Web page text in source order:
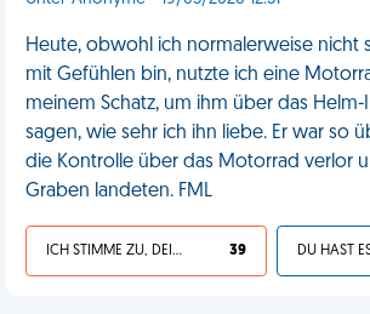
Heute, obwohl ich normalerweise nicht
mit Gefühlen bin, nutzte ich eine
meinem Schatz, um ihm über das
sagen, wie sehr ich ihn liebe. Er war so
die Kontrolle über das Motorrad verlor
Graben landeten. FML
ICH STIMME ZU, DEIN LEBEN IST SCHEISSE 39